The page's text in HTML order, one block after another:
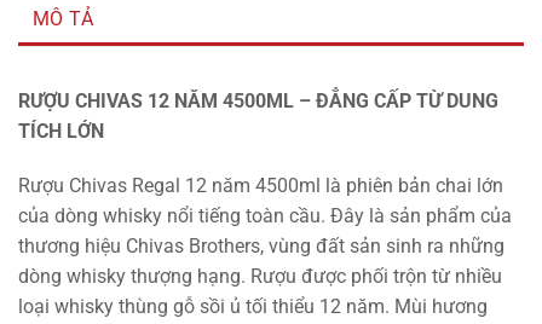
MÔ TẢ
RƯỢU CHIVAS 12 NĂM 4500ML – ĐẲNG CẤP TỪ DUNG
TÍCH LỚN
Rượu Chivas Regal 12 năm 4500ml là phiên bản chai lớn
của dòng whisky nổi tiếng toàn cầu. Đây là sản phẩm của
thương hiệu Chivas Brothers, vùng đất sản sinh ra những
dòng whisky thượng hạng. Rượu được phối trộn từ nhiều
loại whisky thùng gỗ sồi ủ tối thiểu 12 năm. Mùi hương